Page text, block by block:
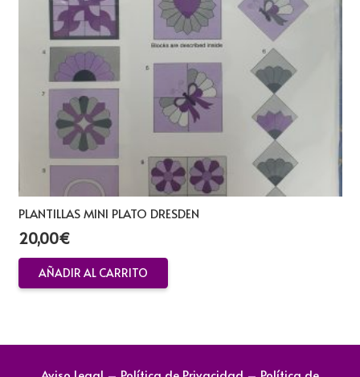
PLANTILLAS MINI PLATO DRESDEN
20,00€
AÑADIR AL CARRITO